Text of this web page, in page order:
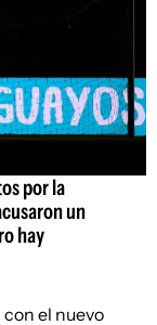
por la
un
hay